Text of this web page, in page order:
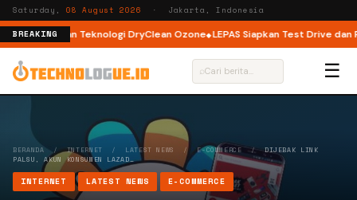
Saturday,08 August 2026 · Jakarta, Indonesia
BREAKING
dengan Teknologi DryClean Ozone LEPAS Siapkan Test Drive dan
⌕ ☰
BERANDA/INTERNET / LATEST NEWS /E-COMMERCE/DIJEBAK LINK
PALSU, AKUN KONSUMEN LAZAD…
INTERNET LATEST NEWS E-COMMERCE